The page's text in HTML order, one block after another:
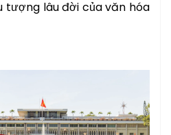
tượng lâu đời của văn hóa